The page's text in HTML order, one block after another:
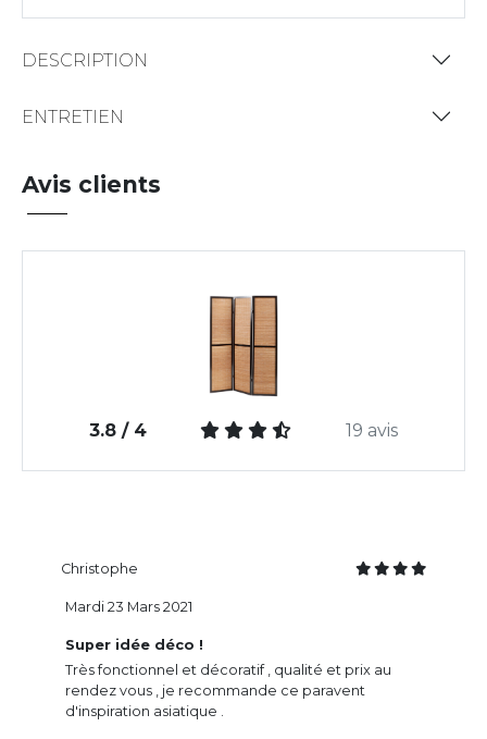
DESCRIPTION
ENTRETIEN
Avis clients
3.8 / 4 19 avis
Christophe
Super idée déco !
Très fonctionnel et décoratif , qualité et prix au
rendez vous , je recommande ce paravent
d'inspiration asiatique .
Mardi 23 Mars 2021